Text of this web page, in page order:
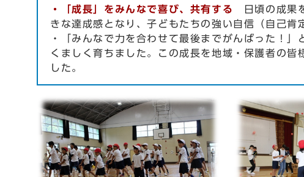
・「成長」をみんなで喜び、共有する
日頃の成果
きな達成感となり、子どもたちの強い自信（自己肯
・「みんなで力を合わせて最後までがんばった！
くましく育ちました。この成長を地域・保護者の
した。